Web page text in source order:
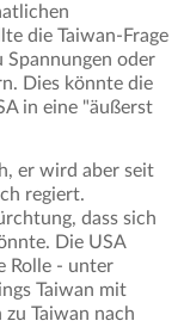
die Taiwan-Frage
Spannungen oder
Dies könnte die
in eine "äußerst
er wird aber seit
regiert.
dass sich
Die USA
Rolle - unter
Taiwan mit
Taiwan nach